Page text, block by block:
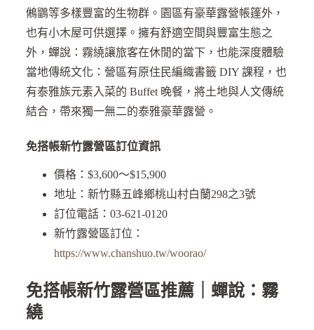
鵂鶹等多樣豐富的生物群。園區有豪華露營帳篷外，
也有小木屋可供選擇。擁有舒適空間與豐富生態之
外，蟬說：霧繞讓旅客在休閒的當下，也能深度體驗
當地傳統文化：營區有原住民編織書籤 DIY 課程，也
有泰雅族元素入菜的 Buffet 晚餐，將土地與人文傳統
結合，帶來獨一無二的泰雅豪華露營。
免搭帳新竹露營區訂位資訊
價格：$3,600～$15,900
地址：新竹縣五峰鄉桃山村白蘭298之3號
訂位電話：03-621-0120
新竹露營區訂位：
https://www.chanshuo.tw/woorao/
免搭帳新竹露營區推薦｜蟬說：霧
繞